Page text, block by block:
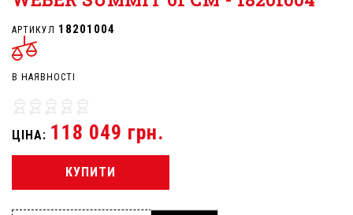
АРТИКУЛ 18201004
В НАЯВНОСТІ
ЦІНА: 118 049 грн.
КУПИТИ